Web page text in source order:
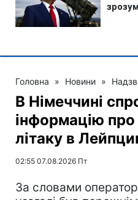
Головна » Новини »
В Німеччині
інформацію
літаку в
02:55 07.08.2026 Пт
За словами